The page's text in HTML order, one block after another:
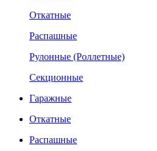
Откатные
Распашные
Рулонные (Роллетные)
Секционные
Гаражные
Откатные
Распашные